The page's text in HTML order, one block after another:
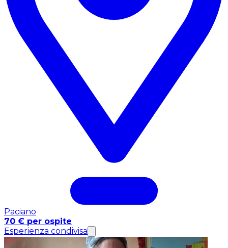
Paciano
70 € per ospite
Esperienza condivisa